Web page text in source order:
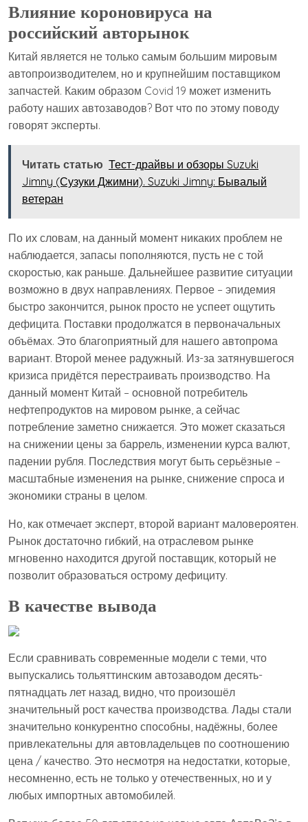
Влияние короновируса на
российский авторынок
Китай является не только самым большим мировым
автопроизводителем, но и крупнейшим поставщиком
запчастей. Каким образом Covid 19 может изменить
работу наших автозаводов? Вот что по этому поводу
говорят эксперты.
Читать статью Тест-драйвы и обзоры Suzuki
Jimny (Сузуки Джимни). Suzuki Jimny: Бывалый
ветеран
По их словам, на данный момент никаких проблем не
наблюдается, запасы пополняются, пусть не с той
скоростью, как раньше. Дальнейшее развитие ситуации
возможно в двух направлениях. Первое – эпидемия
быстро закончится, рынок просто не успеет ощутить
дефицита. Поставки продолжатся в первоначальных
объёмах. Это благоприятный для нашего автопрома
вариант. Второй менее радужный. Из-за затянувшегося
кризиса придётся перестраивать производство. На
данный момент Китай – основной потребитель
нефтепродуктов на мировом рынке, а сейчас
потребление заметно снижается. Это может сказаться
на снижении цены за баррель, изменении курса валют,
падении рубля. Последствия могут быть серьёзные –
масштабные изменения на рынке, снижение спроса и
экономики страны в целом.
Но, как отмечает эксперт, второй вариант маловероятен.
Рынок достаточно гибкий, на отраслевом рынке
мгновенно находится другой поставщик, который не
позволит образоваться острому дефициту.
В качестве вывода
Если сравнивать современные модели с теми, что
выпускались тольяттинским автозаводом десять-
пятнадцать лет назад, видно, что произошёл
значительный рост качества производства. Лады стали
значительно конкурентно способны, надёжны, более
привлекательны для автовладельцев по соотношению
цена / качество. Это несмотря на недостатки, которые,
несомненно, есть не только у отечественных, но и у
любых импортных автомобилей.